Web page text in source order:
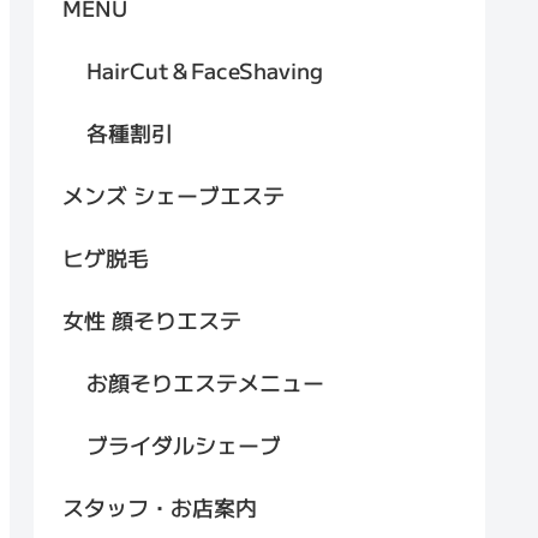
MENU
HairCut＆FaceShaving
各種割引
メンズ シェーブエステ
ヒゲ脱毛
女性 顔そりエステ
お顔そりエステメニュー
ブライダルシェーブ
スタッフ・お店案内